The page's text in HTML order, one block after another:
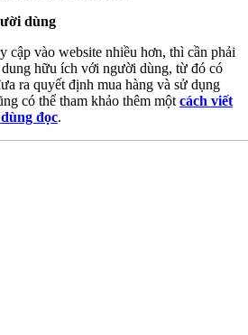
dùng
cập vào website nhiều hơn, thì cần phải
hữu ích với người dùng, từ đó có
ra quyết định mua hàng và sử dụng
có thể tham khảo thêm một cách viết
đọc.